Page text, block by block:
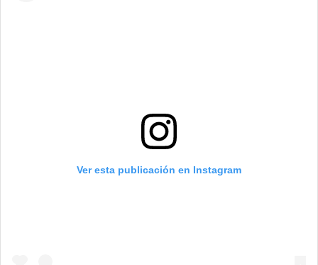
Ver esta publicación en Instagram